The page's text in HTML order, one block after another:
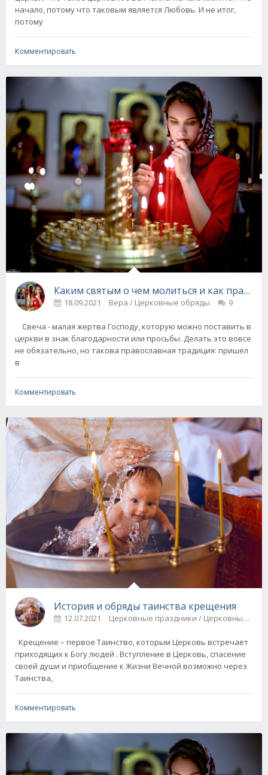
начало, потому что таковым является Любовь. И не итог,
потому
Комментировать
Каким святым о чем молиться и как
18.09.2021 Вера / Церковные обряды 9
Свеча - малая жертва Господу, которую можно поставить в
церкви в знак благодарности или просьбы. Делать это вовсе
не обязательно, но такова православная традиция: пришел
в
Комментировать
История и обряды таинства крещения
12.07.2021 Церковные праздники / Церковные
Крещение – первое Таинство, которым Церковь встречает
приходящих к Богу людей . Вступление в Церковь, спасение
своей души и приобщение к Жизни Вечной возможно через
Таинства,
Комментировать